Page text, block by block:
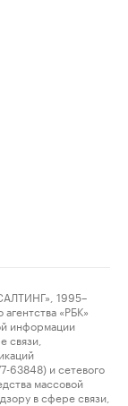
1995–
«РБК»
информации
связи,
63848) и сетевого
массовой
в сфере связи,